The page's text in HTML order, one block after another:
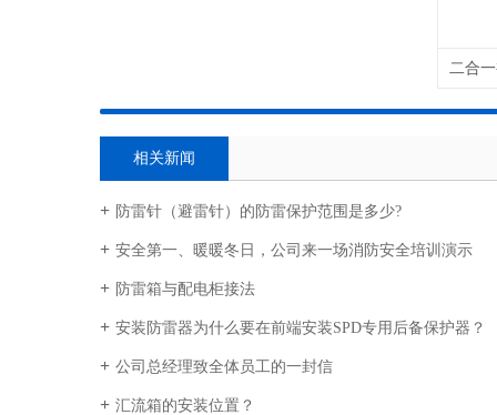
相关新闻
防雷针（避雷针）的防雷保护范围是多少?
安全第一、暖暖冬日，公司来一场消防安全培训演示
防雷箱与配电柜接法
安装防雷器为什么要在前端安装SPD专用后备保护器？
公司总经理致全体员工的一封信
汇流箱的安装位置？